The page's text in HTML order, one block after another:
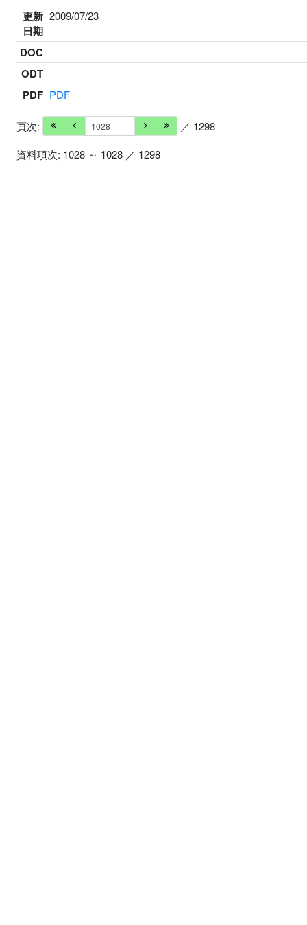
更新
日期
2009/07/23
DOC
ODT
PDF PDF
頁次:
／ 1298
資料項次: 1028 ～ 1028 ／ 1298